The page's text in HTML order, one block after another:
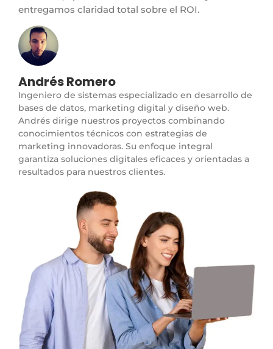
entregamos claridad total sobre el ROI.
Andrés Romero
Ingeniero de sistemas especializado en desarrollo de
bases de datos, marketing digital y diseño web.
Andrés dirige nuestros proyectos combinando
conocimientos técnicos con estrategias de
marketing innovadoras. Su enfoque integral
garantiza soluciones digitales eficaces y orientadas a
resultados para nuestros clientes.